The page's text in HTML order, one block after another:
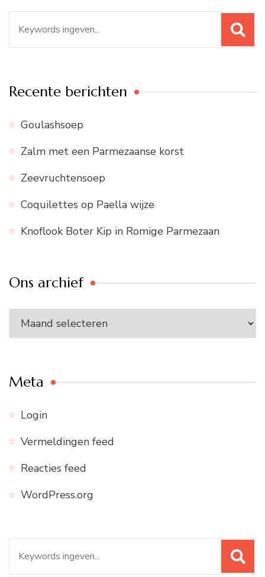
naar:
Recente berichten
Goulashsoep
Zalm met een Parmezaanse korst
Zeevruchtensoep
Coquilettes op Paella wijze
Knoflook Boter Kip in Romige Parmezaan
Ons archief
Ons
archief
Meta
Login
Vermeldingen feed
Reacties feed
WordPress.org
naar: